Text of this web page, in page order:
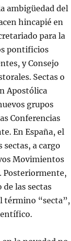
ambigüedad del
hincapié en
para la
pontificios
y Consejo
Sectas o
Apostólica
grupos
Conferencias
En España, el
a cargo
Movimientos
Posteriormente,
las sectas
término “secta”,